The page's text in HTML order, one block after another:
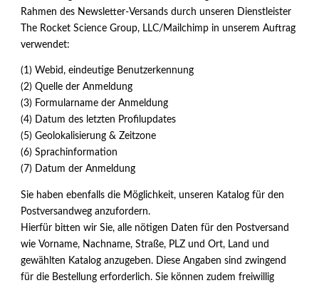
Rahmen des Newsletter-Versands durch unseren Dienstleister
The Rocket Science Group, LLC/Mailchimp in unserem Auftrag
verwendet:
(1) Webid, eindeutige Benutzerkennung
(2) Quelle der Anmeldung
(3) Formularname der Anmeldung
(4) Datum des letzten Profilupdates
(5) Geolokalisierung & Zeitzone
(6) Sprachinformation
(7) Datum der Anmeldung
Sie haben ebenfalls die Möglichkeit, unseren Katalog für den
Postversandweg anzufordern.
Hierfür bitten wir Sie, alle nötigen Daten für den Postversand
wie Vorname, Nachname, Straße, PLZ und Ort, Land und
gewählten Katalog anzugeben. Diese Angaben sind zwingend
für die Bestellung erforderlich. Sie können zudem freiwillig